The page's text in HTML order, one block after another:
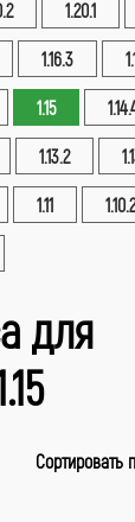
1.20.1
1.16.3
1.15
1.13.2
1.11 1.10.2
для
Сортировать